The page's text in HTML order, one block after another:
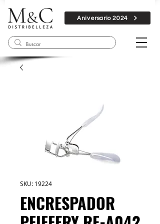
Aniversario 2024
SKU: 19224
ENCRESPADOR